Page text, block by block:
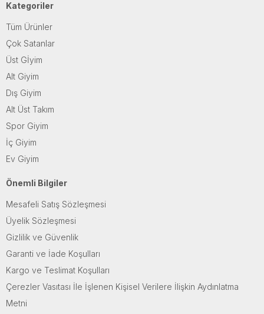
Kategoriler
Tüm Ürünler
Çok Satanlar
Üst Gİyim
Alt Giyim
Dış Giyim
Alt Üst Takım
Spor Giyim
İç Giyim
Ev Giyim
Önemli Bilgiler
Mesafeli Satış Sözleşmesi
Üyelik Sözleşmesi
Gizlilik ve Güvenlik
Garanti ve İade Koşulları
Kargo ve Teslimat Koşulları
Çerezler Vasıtası İle İşlenen Kişisel Verilere İlişkin Aydınlatma
Metni